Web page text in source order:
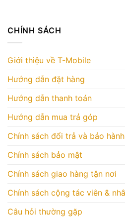
CHÍNH SÁCH
Giới thiệu về T-Mobile
Hướng dẫn đặt hàng
Hướng dẫn thanh toán
Hướng dẫn mua trả góp
Chính sách đổi trả và bảo hành
Chính sách bảo mật
Chính sách giao hàng tận nơi
Chính sách cộng tác viên &
Câu hỏi thường gặp